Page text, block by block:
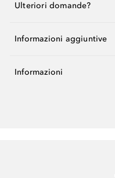
Ulteriori domande?
Informazioni aggiuntive
Informazioni